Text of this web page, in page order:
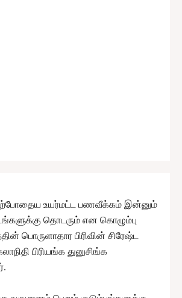
உயர்மட்ட பணவீக்கம் இன்னும்
தொடரும் என கொழும்பு
பொருளாதார பிரிவின் சிரேஷ்ட
பிரியங்க துனுசிங்க